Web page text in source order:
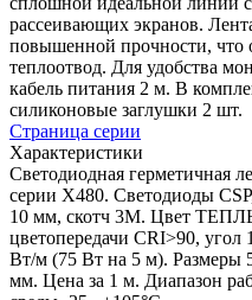
рассеивающих экранов.
повышенной прочности, что
теплоотвод. Для удобства
кабель питания 2 м. В
силиконовые заглушки 2 шт.
Страница серии
Характеристики
Светодиодная герметичная
серии X480. Светодиоды
10 мм, скотч 3M. Цвет
цветопередачи CRI>90,
Вт/м (75 Вт на 5 м). Размеры
мм. Цена за 1 м. Диапазон